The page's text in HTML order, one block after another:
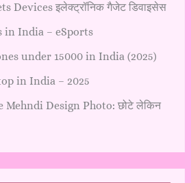
Devices इलेक्ट्रॉनिक गैजेट डिवाइसेस
in India – eSports
under 15000 in India (2025)
in India – 2025
Mehndi Design Photo: छोटे लेकिन